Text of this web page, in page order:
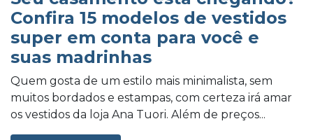
Confira 15 modelos de vestidos
super em conta para você e
suas madrinhas
Quem gosta de um estilo mais minimalista, sem
muitos bordados e estampas, com certeza irá amar
os vestidos da loja Ana Tuori. Além de preços...